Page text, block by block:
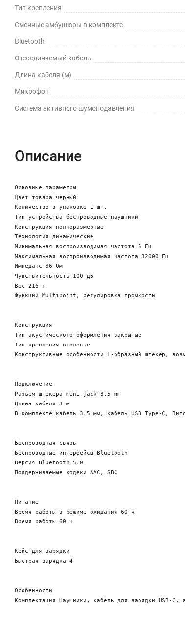
Тип крепления
Сменные амбушюры в комплекте
Bluetooth
Отсоединяемый кабель
Длина кабеля (м)
Микрофон
Cистема активного шумоподавления
Описание
Основные параметры
Цвет товара черный
Количество в упаковке 1 шт.
Тип устройства беспроводные наушники
Конструкция полноразмерные
Технология динамические
Минимальная воспроизводимая частота 5 Гц
Максимальная воспроизводимая частота 32000 Гц
Импеданс 36 Ом
Чувствительность 100 дБ
Вес 216 г
Функции Multipoint, регулировка громкости
Конструкция
Тип акустического оформления закрытые
Тип крепления оголовье
Конструктивные особенности L-образный штекер,
Подключение
Разъем штекера mini jack 3.5 mm
Длина кабеля 3 м
В комплекте кабель 3.5 мм, кабель USB Type-C,
Беспроводная связь
Беспроводные интерфейсы Bluetooth
Версия Bluetooth 5.0
Поддерживаемые кодеки AAC, SBC
Питание
Время работы в режиме ожидания 60 ч
Время работы 60 ч
Кейс для зарядки
Быстрая зарядка 4
Особенности